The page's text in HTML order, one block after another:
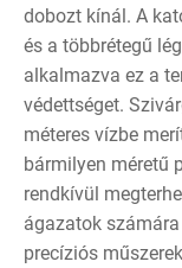
dobozt kínál. A
és a többrétegű
alkalmazva ez a
védettséget.
méteres vízbe
bármilyen méretű
rendkívül
ágazatok
precíziós